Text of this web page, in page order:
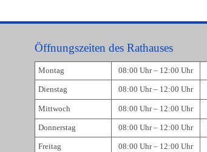
Öffnungszeiten des Rathauses
Montag 08:00 Uhr – 12:00 Uhr
Dienstag 08:00 Uhr – 12:00 Uhr
Mittwoch 08:00 Uhr – 12:00 Uhr
Donnerstag 08:00 Uhr – 12:00 Uhr
Freitag 08:00 Uhr – 12:00 Uhr